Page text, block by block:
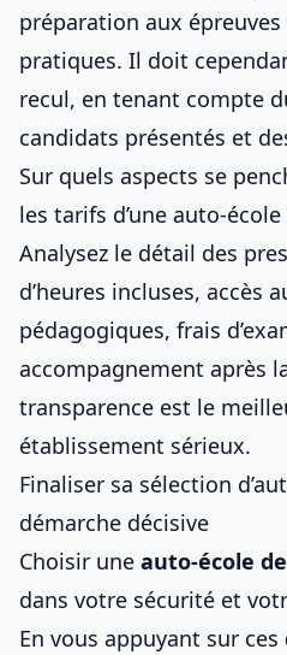
préparation aux
pratiques. Il doit
recul, en tenant compte
candidats présentés et
Sur quels aspects se
les tarifs d’une auto-école
Analysez le détail des
d’heures incluses, accès
pédagogiques, frais
accompagnement après
transparence est le
établissement sérieux.
Finaliser sa sélection
démarche décisive
Choisir une auto-école
dans votre sécurité et
En vous appuyant sur ces